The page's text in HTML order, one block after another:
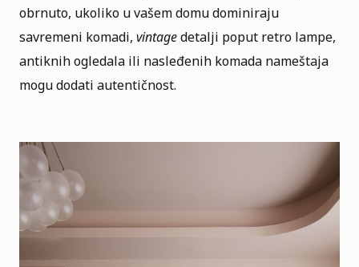
obrnuto, ukoliko u vašem domu dominiraju
savremeni komadi, vintagedetalji poput retro lampe,
antiknih ogledala ili nasleđenih komada nameštaja
mogu dodati autentičnost.